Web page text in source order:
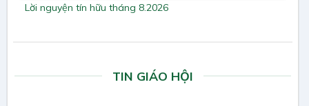
Lời nguyện tín hữu tháng 8.2026
TIN GIÁO HỘI